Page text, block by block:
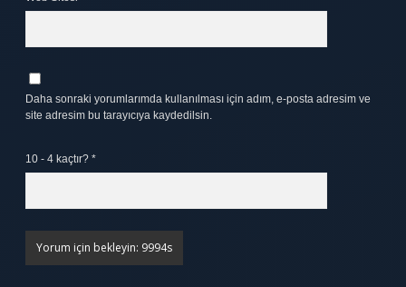
Daha sonraki yorumlarımda kullanılması için adım, e-posta adresim ve
site adresim bu tarayıcıya kaydedilsin.
10 - 4 kaçtır? *